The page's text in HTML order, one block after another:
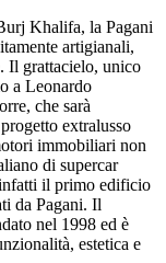
Khalifa, la Pagani
artigianali,
Il grattacielo, unico
a Leonardo
che sarà
extralusso
immobiliari non
di supercar
il primo edificio
da Pagani. Il
nel 1998 ed è
estetica e